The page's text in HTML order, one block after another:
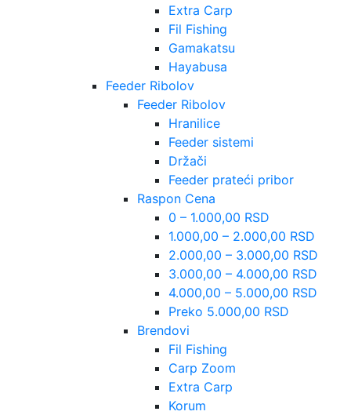
Extra Carp
Fil Fishing
Gamakatsu
Hayabusa
Feeder Ribolov
Feeder Ribolov
Hranilice
Feeder sistemi
Držači
Feeder prateći pribor
Raspon Cena
0 – 1.000,00 RSD
1.000,00 – 2.000,00 RSD
2.000,00 – 3.000,00 RSD
3.000,00 – 4.000,00 RSD
4.000,00 – 5.000,00 RSD
Preko 5.000,00 RSD
Brendovi
Fil Fishing
Carp Zoom
Extra Carp
Korum